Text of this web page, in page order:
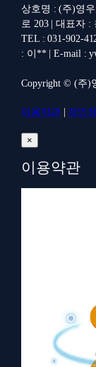
상호명 : (주)영
로 203 | 대표자 :
TEL : 031-902-
: 이** | E-mail :
Copyright © (주)
이용약관| 개인
×
이용약관